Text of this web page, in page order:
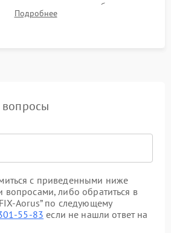
режима и стабильности
под пиковой нагрузкой.
Подробнее
вопросы
с приведенными ниже
вопросами, либо обратиться в
Aorus” по следующему
55-83 если не нашли ответ на